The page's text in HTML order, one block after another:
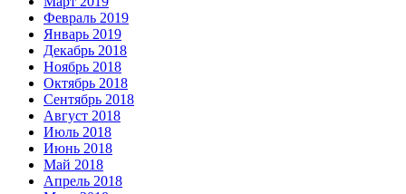
Февраль 2019
Январь 2019
Декабрь 2018
Ноябрь 2018
Октябрь 2018
Сентябрь 2018
Август 2018
Июль 2018
Июнь 2018
Май 2018
Апрель 2018